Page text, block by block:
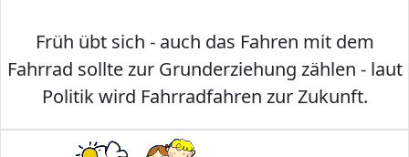
Früh übt sich - auch das Fahren mit dem
Fahrrad sollte zur Grunderziehung zählen - laut
Politik wird Fahrradfahren zur Zukunft.